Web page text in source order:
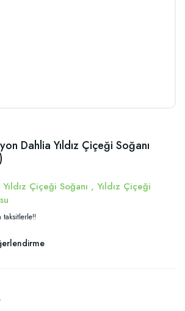
Dahlia Yıldız Çiçeği Soğanı
Çiçeği Soğanı ,Yıldız Çiçeği